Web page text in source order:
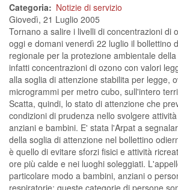
Categoria
Notizie di servizio
Giovedì, 21 Luglio 2005
Tornano a salire i livelli di concentrazioni di
oggi e domani venerdì 22 luglio il bollettino
regionale per la protezione ambientale
infatti concentrazioni di ozono con valori
alla soglia di attenzione stabilita per legge,
microgrammi per metro cubo, sull'intero
Scatta, quindi, lo stato di attenzione che
condizioni di prudenza nello svolgere
anziani e bambini. E' stata l'Arpat a
della soglia di attenzione nel bollettino
è quello di evitare sforzi fisici e attività
ore più calde e nei luoghi soleggiati.
particolare modo a bambini, anziani o
respiratorie: queste categorie di persone